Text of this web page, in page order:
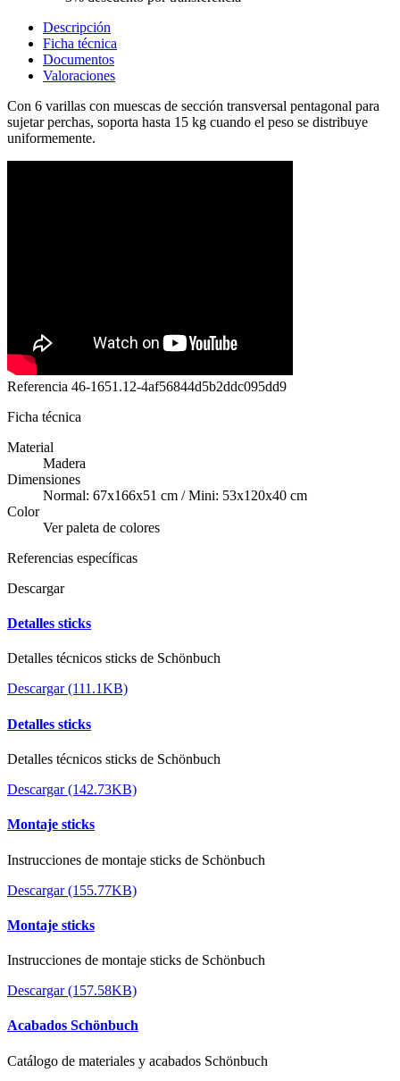
Descripción
Ficha técnica
Documentos
Valoraciones
Con 6 varillas con muescas de sección transversal pentagonal para
sujetar perchas, soporta hasta 15 kg cuando el peso se distribuye
uniformemente.
Referencia 46-1651.12-4af56844d5b2ddc095dd9
Ficha técnica
Material
Madera
Dimensiones
Normal: 67x166x51 cm / Mini: 53x120x40 cm
Color
Ver paleta de colores
Referencias específicas
Descargar
Detalles sticks
Detalles técnicos sticks de Schönbuch
Descargar (111.1KB)
Detalles sticks
Detalles técnicos sticks de Schönbuch
Descargar (142.73KB)
Montaje sticks
Instrucciones de montaje sticks de Schönbuch
Descargar (155.77KB)
Montaje sticks
Instrucciones de montaje sticks de Schönbuch
Descargar (157.58KB)
Acabados Schönbuch
Catálogo de materiales y acabados Schönbuch